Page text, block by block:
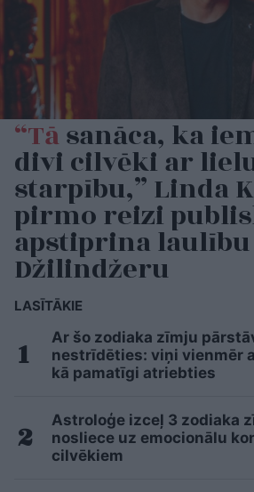
“Tāsanāca, ka
divi cilvēki ar
starpību,” Linda
pirmo reizi
apstiprina
Džilindžeru
LASĪTĀKIE
Ar šo zodiaka zīmju
nestrīdēties: viņi vienmēr
kā pamatīgi atriebties
Astroloģe izceļ 3 zodiaka
nosliece uz emocionālu
cilvēkiem